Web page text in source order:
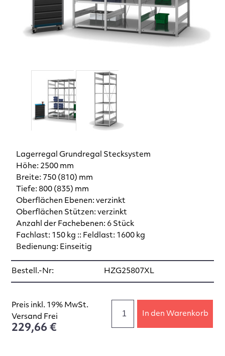
Lagerregal Grundregal Stecksystem
Höhe: 2500 mm
Breite: 750 (810) mm
Tiefe: 800 (835) mm
Oberflächen Ebenen: verzinkt
Oberflächen Stützen: verzinkt
Anzahl der Fachebenen: 6 Stück
Fachlast: 150 kg :: Feldlast: 1600 kg
Bedienung: Einseitig
Bestell.-Nr: HZG25807XL
Preis inkl. 19% MwSt.
Versand Frei
229,66 €
In den Warenkorb